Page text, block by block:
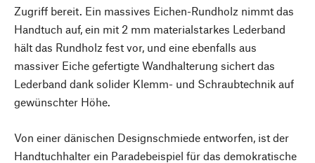
Zugriff bereit. Ein massives Eichen-Rundholz nimmt das
Handtuch auf, ein mit 2 mm materialstarkes Lederband
hält das Rundholz fest vor, und eine ebenfalls aus
massiver Eiche gefertigte Wandhalterung sichert das
Lederband dank solider Klemm- und Schraubtechnik auf
gewünschter Höhe.
Von einer dänischen Designschmiede entworfen, ist der
Handtuchhalter ein Paradebeispiel für das demokratische